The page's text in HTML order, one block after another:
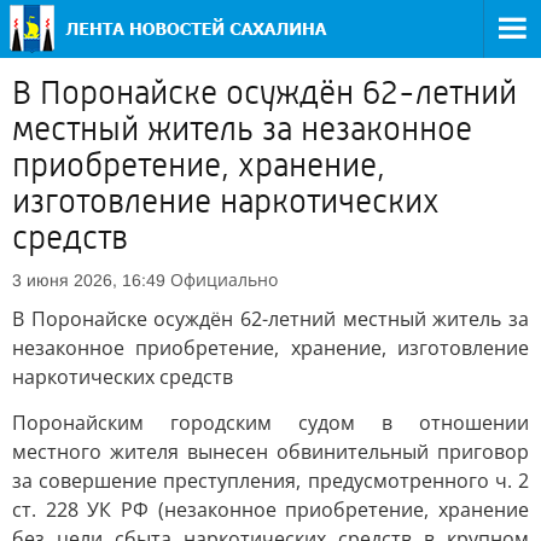
В Поронайске осуждён 62-летний
местный житель за незаконное
приобретение, хранение,
изготовление наркотических
средств
3 июня 2026, 16:49 Официально
В Поронайске осуждён 62-летний местный житель за
незаконное приобретение, хранение, изготовление
наркотических средств
Поронайским городским судом в отношении
местного жителя вынесен обвинительный приговор
за совершение преступления, предусмотренного ч. 2
ст. 228 УК РФ (незаконное приобретение, хранение